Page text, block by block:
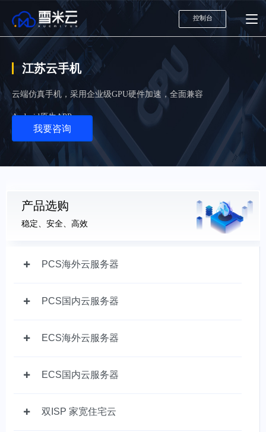
控制台
江苏云手机
云端仿真手机，采用企业级GPU硬件加速，全面兼容
Android原生APP
我要咨询
产品选购
稳定、安全、高效
PCS海外云服务器
PCS国内云服务器
ECS海外云服务器
ECS国内云服务器
双ISP 家宽住宅云